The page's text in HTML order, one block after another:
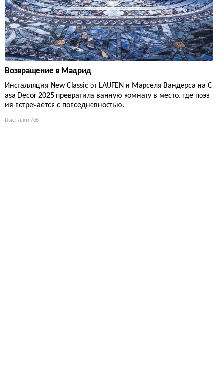
Возвращение в Мадрид
Инсталляция New Classic от LAUFEN и Марселя Вандерса на C
asa Decor 2025 превратила ванную комнату в место, где поэз
ия встречается с повседневностью.
Выставки 736